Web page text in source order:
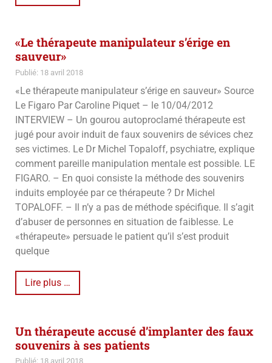
«Le thérapeute manipulateur s’érige en
sauveur»
Publié: 18 avril 2018
«Le thérapeute manipulateur s’érige en sauveur» Source
Le Figaro Par Caroline Piquet – le 10/04/2012
INTERVIEW – Un gourou autoproclamé thérapeute est
jugé pour avoir induit de faux souvenirs de sévices chez
ses victimes. Le Dr Michel Topaloff, psychiatre, explique
comment pareille manipulation mentale est possible. LE
FIGARO. – En quoi consiste la méthode des souvenirs
induits employée par ce thérapeute ? Dr Michel
TOPALOFF. – Il n’y a pas de méthode spécifique. Il s’agit
d’abuser de personnes en situation de faiblesse. Le
«thérapeute» persuade le patient qu’il s’est produit
quelque
Lire plus …
Un thérapeute accusé d’implanter des faux
souvenirs à ses patients
Publié: 18 avril 2018